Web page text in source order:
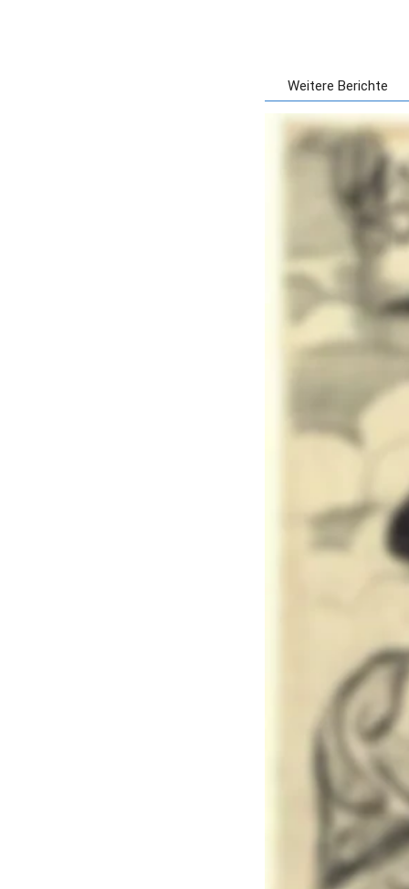
Weitere Berichte
Flugblatt aus dem
Meter groß, ein Jahr
Quelle: Emil-von-